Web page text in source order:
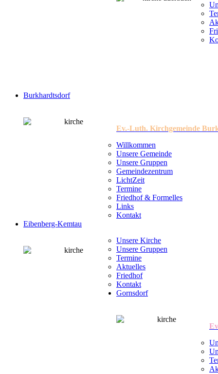
Burkhardtsdorf
Ev.-Luth. Kirchgemeinde
Willkommen
Unsere Gemeinde
Unsere Gruppen
Gemeindezentrum
LichtZeit
Termine
Friedhof & Formelles
Links
Kontakt
Eibenberg-Kemtau
Unsere Kirche
Unsere Gruppen
Termine
Aktuelles
Friedhof
Kontakt
Gornsdorf